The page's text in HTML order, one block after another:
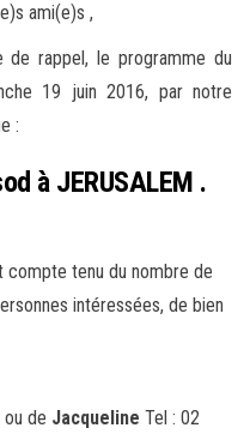
o
ami(e)s ,
de rappel, le programme du
19 juin 2016, par notre
:
à JERUSALEM .
compte tenu du nombre de
intéressées, de bien
de Jacqueline Tel : 02